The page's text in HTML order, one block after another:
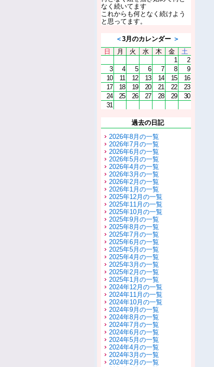
なく続いてます
これからも何となく続けよう
と思ってます。
＜3月のカレンダー ＞
日
月 火 水 木 金
土
1
2
3
4 5 6 7 8
9
10
11 12 13 14 15
16
17
18 19 20 21 22
23
24
25 26 27 28 29
30
31
過去の日記
2026年8月の一覧
2026年7月の一覧
2026年6月の一覧
2026年5月の一覧
2026年4月の一覧
2026年3月の一覧
2026年2月の一覧
2026年1月の一覧
2025年12月の一覧
2025年11月の一覧
2025年10月の一覧
2025年9月の一覧
2025年8月の一覧
2025年7月の一覧
2025年6月の一覧
2025年5月の一覧
2025年4月の一覧
2025年3月の一覧
2025年2月の一覧
2025年1月の一覧
2024年12月の一覧
2024年11月の一覧
2024年10月の一覧
2024年9月の一覧
2024年8月の一覧
2024年7月の一覧
2024年6月の一覧
2024年5月の一覧
2024年4月の一覧
2024年3月の一覧
2024年2月の一覧